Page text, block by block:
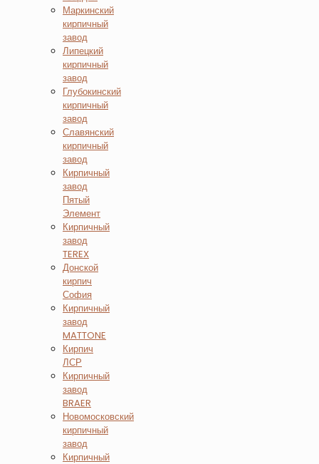
Маркинский
кирпичный
завод
Липецкий
кирпичный
завод
Глубокинский
кирпичный
завод
Славянский
кирпичный
завод
Кирпичный
завод
Пятый
Элемент
Кирпичный
завод
TEREX
Донской
кирпич
София
Кирпичный
завод
MATTONE
Кирпич
ЛСР
Кирпичный
завод
BRAER
Новомосковский
кирпичный
завод
Кирпичный